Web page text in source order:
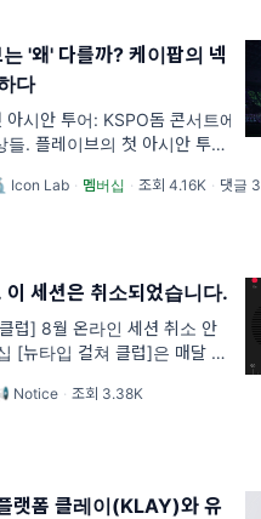
'왜' 다를까? 케이팝의 넥
다
아시안 투어: KSPO돔 콘서트에
들. 플레이브의 첫 아시안 투어
원 KSPO 돔에서 [2025 PLAVE
Icon Lab · 멤버십 · 조회 4.16K · 댓글 3
세션은 취소되었습니다.
럽] 8월 온라인 세션 취소 안
[뉴타입 컬쳐 클럽]은 매달 마
은 현재 런던에서 메타의 '음
Notice · 조회 3.38K
랫폼 클레이(KLAY)와 유